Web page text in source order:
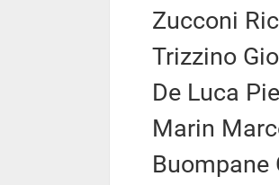
Zucconi
Trizzino
De Luca
Marin
Buompane